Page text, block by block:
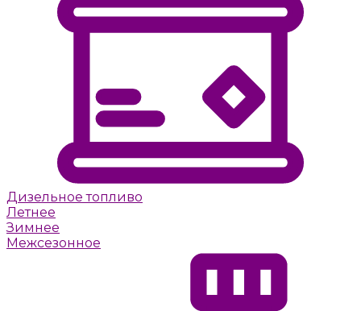
Дизельное топливо
Летнее
Зимнее
Межсезонное